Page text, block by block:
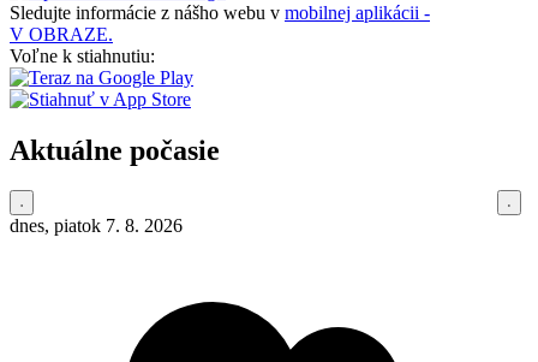
Sledujte informácie z nášho webu v mobilnej aplikácii -
V OBRAZE.
Voľne k stiahnutiu:
Aktuálne počasie
dnes, piatok 7. 8. 2026